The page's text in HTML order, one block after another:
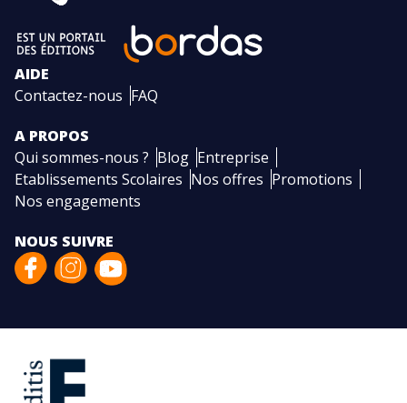
AIDE
Contactez-nous FAQ
A PROPOS
Qui sommes-nous ? Blog Entreprise
Etablissements Scolaires Nos offres Promotions
Nos engagements
NOUS SUIVRE